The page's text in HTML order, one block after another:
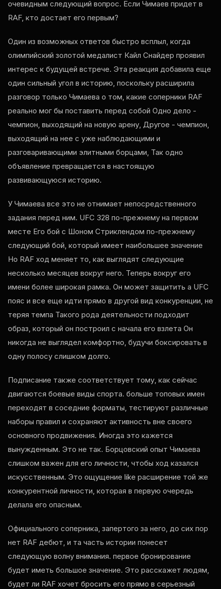
очевидным следующий вопрос. Если Чимаев придет в
RAF, кто достает его первым?
Один из возможных ответов быстро всплыл, когда
олимпийский золотой медалист Кайл Снайдер проявил
интерес к будущей встрече. Эта реакция добавила еще
один сильный угол в историю, поскольку расширила
разговор только Чимаева о том, какие соперники RAF
реально мог бы поставить перед собой Одно дело -
чемпион, выходящий на новую арену, Другое - чемпион,
выходящий на нее с уже наблюдающими и
разговаривающими элитными борцами, Так одно
объявление превращается в настоящую
развивающуюся историю.
У Чимаева все это не отнимает непосредственного
задания перед ним. UFC 328 по-прежнему на первом
месте Его бой с Шоном Стриклендом по-прежнему
следующий бой, который имеет наибольшее значение
Но RAF ход меняет то, как выглядят следующие
несколько месяцев вокруг него. Теперь вокруг его
имени более широкая рамка. Он может защитить а UFC
пояс и все еще идти прямо в другой вид конкуренции, не
теряя темпа Такого рода деятельности подходит
образ, который он построил с начала его взлета Он
никогда не выглядел комфортно, будучи боксировать в
одну полосу слишком долго.
Подписание также соответствует тому, как сейчас
двигаются боевые виды спорта. больше топовых имен
переходят в соседние форматы, тестируют различные
наборы правил и сохраняют активность вне своего
основного продвижения. Иногда это кажется
вынужденным. Это не так. Борцовский опыт Чимаева
слишком важен для его личности, чтобы ход казался
искусственным. Это ощущение like расширение той же
конкурентной личности, которая в первую очередь
делала его опасным.
Официального соперника, запертого за него, до сих пор
нет RAF дебют, и та часть истории понесет
следующую волну внимания. первое бронирование
будет иметь большое значение. Это расскажет людям,
будет ли RAF хочет бросить его прямо в серьезный